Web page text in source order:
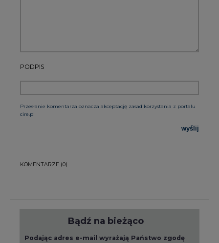
PODPIS
Przesłanie komentarza oznacza akceptację zasad korzystania z portalu
cire.pl
wyślij
KOMENTARZE (0)
Bądź na bieżąco
Podając adres e-mail wyrażają Państwo zgodę